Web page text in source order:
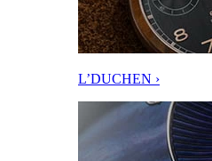
L’DUCHEN ›